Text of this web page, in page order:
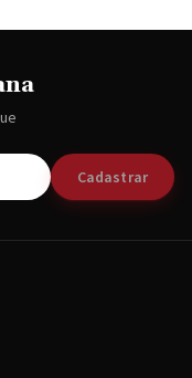
Cadastrar